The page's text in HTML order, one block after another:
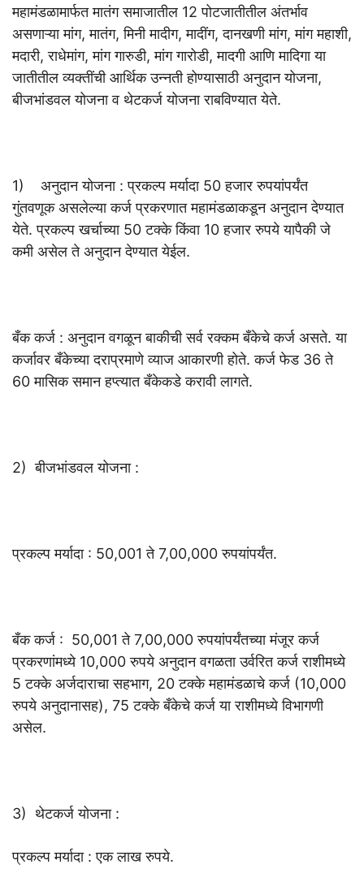
महामंडळामार्फत मातंग समाजातील 12 पोटजातीतील अंतर्भाव
असणाऱ्या मांग, मातंग, मिनी मादीग, मादींग, दानखणी मांग, मांग महाशी,
मदारी, राधेमांग, मांग गारुडी, मांग गारोडी, मादगी आणि मादिगा या
जातीतील व्यक्तींची आर्थिक उन्नती होण्यासाठी अनुदान योजना,
बीजभांडवल योजना व थेटकर्ज योजना राबविण्यात येते.
1) अनुदान योजना : प्रकल्प मर्यादा 50 हजार रुपयांपर्यंत
गुंतवणूक असलेल्या कर्ज प्रकरणात महामंडळाकडून अनुदान देण्यात
येते. प्रकल्प खर्चाच्या 50 टक्के किंवा 10 हजार रुपये यापैकी जे
कमी असेल ते अनुदान देण्यात येईल.
बँक कर्ज : अनुदान वगळून बाकीची सर्व रक्कम बँकेचे कर्ज असते. या
कर्जावर बँकेच्या दराप्रमाणे व्याज आकारणी होते. कर्ज फेड 36 ते
60 मासिक समान हप्त्यात बँकेकडे करावी लागते.
2) बीजभांडवल योजना :
प्रकल्प मर्यादा : 50,001 ते 7,00,000 रुपयांपर्यंत.
बँक कर्ज : 50,001 ते 7,00,000 रुपयांपर्यंतच्या मंजूर कर्ज
प्रकरणांमध्ये 10,000 रुपये अनुदान वगळता उर्वरित कर्ज राशीमध्ये
5 टक्के अर्जदाराचा सहभाग, 20 टक्के महामंडळाचे कर्ज (10,000
रुपये अनुदानासह), 75 टक्के बँकेचे कर्ज या राशीमध्ये विभागणी
असेल.
3) थेटकर्ज योजना :
प्रकल्प मर्यादा : एक लाख रुपये.